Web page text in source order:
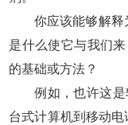
你应该能够解释
是什么使它与我们
的基础或方法？
例如，也许这
台式计算机到移动电